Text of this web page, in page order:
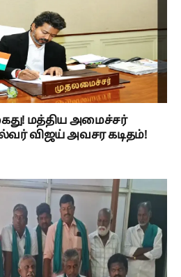
மத்திய அமைச்சர்
விஜய் அவசர கடிதம்!